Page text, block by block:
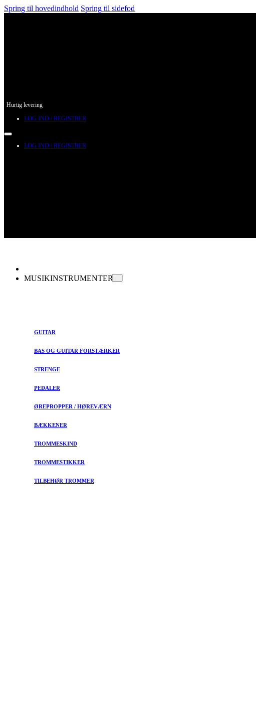
Spring til hovedindhold Spring til sidefod
Hurtig levering
LOG IND / REGISTRER
LOG IND / REGISTRER
MUSIKINSTRUMENTER
GUITAR
BAS OG GUITAR FORSTÆRKER
STRENGE
PEDALER
ØREPROPPER / HØREVÆRN
BÆKKENER
TROMMESKIND
TROMMESTIKKER
TILBEHØR TROMMER